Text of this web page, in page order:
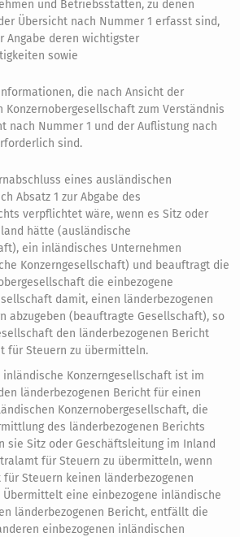
und Betriebsstätten, zu denen
Übersicht nach Nummer 1 erfasst sind,
Angabe deren wichtigster
sowie
die nach Ansicht der
Konzernobergesellschaft zum Verständnis
nach Nummer 1 und der Auflistung nach
sind.
eines ausländischen
Absatz 1 zur Abgabe des
verpflichtet wäre, wenn es Sitz oder
hätte (ausländische
ein inländisches Unternehmen
Konzerngesellschaft) und beauftragt die
die einbezogene
damit, einen länderbezogenen
abzugeben (beauftragte Gesellschaft), so
den länderbezogenen Bericht
für Steuern zu übermitteln.
inländische Konzerngesellschaft ist im
länderbezogenen Bericht für einen
Konzernobergesellschaft, die
des länderbezogenen Berichts
sie Sitz oder Geschäftsleitung im Inland
für Steuern zu übermitteln, wenn
Steuern keinen länderbezogenen
Übermittelt eine einbezogene inländische
länderbezogenen Bericht, entfällt die
einbezogenen inländischen